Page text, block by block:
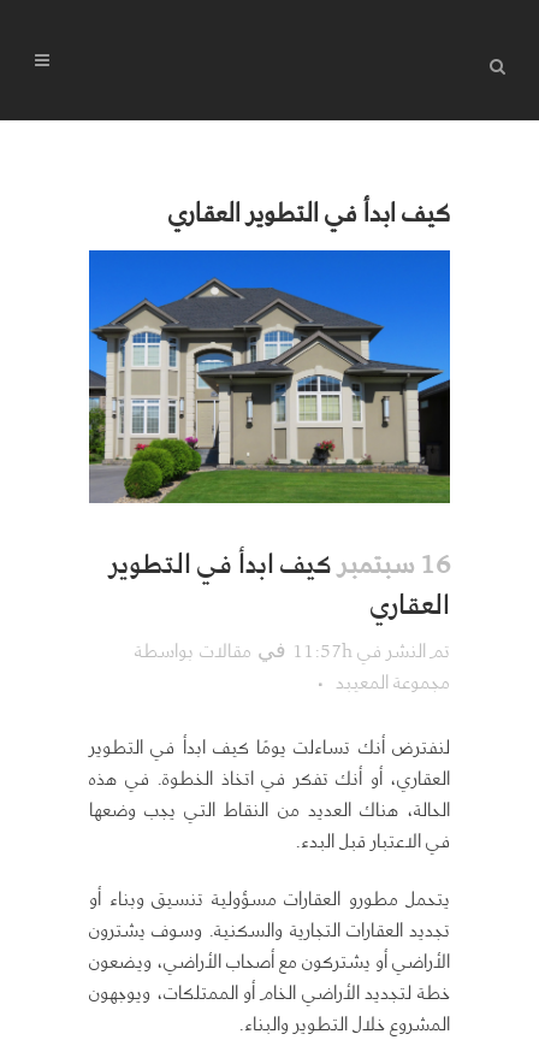
كيف ابدأ في التطوير العقاري
16 سبتمبر
كيف ابدأ في التطوير
العقاري
تم النشر في 11:57h في مقالات بواسطة
مجموعة المعيبد
لنفترض أنك تساءلت يومًا كيف ابدأ في التطوير
العقاري، أو أنك تفكر في اتخاذ الخطوة. في هذه
الحالة، هناك العديد من النقاط التي يجب وضعها
في الاعتبار قبل البدء.
يتحمل مطورو العقارات مسؤولية تنسيق وبناء أو
تجديد العقارات التجارية والسكنية. وسوف يشترون
الأراضي أو يشتركون مع أصحاب الأراضي، ويضعون
خطة لتجديد الأراضي الخام أو الممتلكات، ويوجهون
المشروع خلال التطوير والبناء.